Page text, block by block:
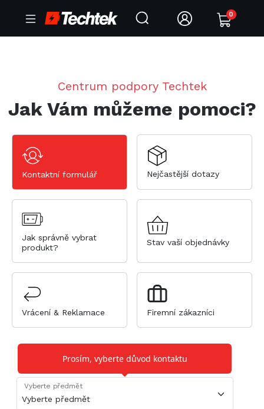
0
Centrum podpory Techtek
Jak Vám můžeme pomoci?
Kontaktní formulář Nejčastější dotazy
Jak správně vybrat
produkt?
Stav vaší objednávky
Vrácení & Reklamace Firemní zákazníci
Kontaktujte nás
Vyberte předmět
Prosím, vyberte důvod kontaktu